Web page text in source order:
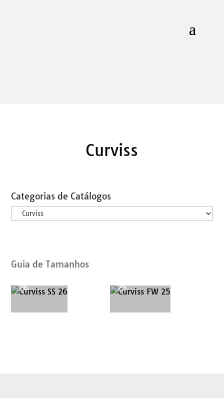
Curviss
Categorias de Catálogos
Categorias
Guia de Tamanhos
26
25